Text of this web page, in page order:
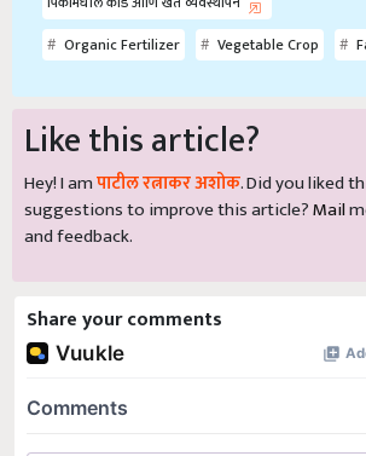
Organic Fertilizer
Vegetable Crop
Like this article?
Hey! I amपाटील रत्नाकर अशोक. Did you liked
suggestions to improve this article?Mail
and feedback.
Share your comments